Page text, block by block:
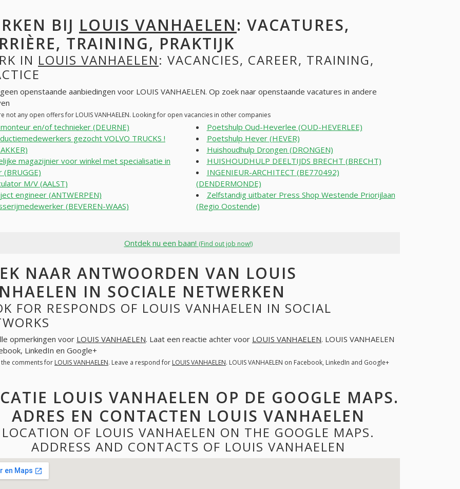
BIJ LOUIS VANHAELEN: VACATURES,
TRAINING, PRAKTIJK
IN LOUIS VANHAELEN: VACANCIES, CAREER, TRAINING,
openstaande aanbiedingen voor LOUIS VANHAELEN. Op zoek naar openstaande vacatures in andere
not any open offers for LOUIS VANHAELEN. Looking for open vacancies in other companies
en/of technieker (DEURNE)
gezocht VOLVO TRUCKS !
magazijnier voor winkel met specialisatie in
(BRUGGE)
M/V (AALST)
engineer (ANTWERPEN)
(BEVEREN-WAAS)
Poetshulp Oud-Heverlee (OUD-HEVERLEE)
Poetshulp Hever (HEVER)
Huishoudhulp Drongen (DRONGEN)
HUISHOUDHULP DEELTIJDS BRECHT (BRECHT)
INGENIEUR-ARCHITECT (BE770492)
(DENDERMONDE)
Zelfstandig uitbater Press Shop Westende Priorijlaan
(Regio Oostende)
Ontdek nu een baan! (Find out job now!)
NAAR ANTWOORDEN VAN LOUIS
IN SOCIALE NETWERKEN
FOR RESPONDS OF LOUIS VANHAELEN IN SOCIAL
opmerkingen voor LOUIS VANHAELEN. Laat een reactie achter voor LOUIS VANHAELEN. LOUIS VANHAELEN
LinkedIn en Google+
the comments for LOUIS VANHAELEN. Leave a respond for LOUIS VANHAELEN. LOUIS VANHAELEN on Facebook, LinkedIn and Google+
LOUIS VANHAELEN OP DE GOOGLE MAPS.
ADRES EN CONTACTEN LOUIS VANHAELEN
LOCATION OF LOUIS VANHAELEN ON THE GOOGLE MAPS.
ADDRESS AND CONTACTS OF LOUIS VANHAELEN